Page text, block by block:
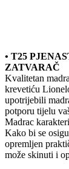
• T25
ZATVARAČ
Kvalitetan
krevetiću
upotrijebili
potporu tijelu
Madrac
Kako bi se
opremljen
može skinuti i